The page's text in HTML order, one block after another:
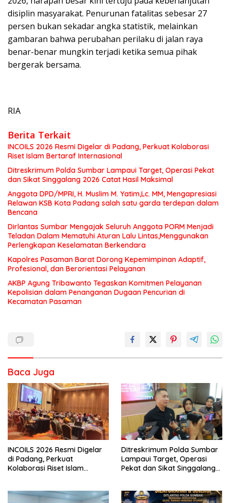
disiplin masyarakat. Penurunan fatalitas sebesar 27
persen bukan sekadar angka statistik, melainkan
gambaran bahwa perubahan perilaku di jalan raya
benar-benar mungkin terjadi ketika semua pihak
bergerak bersama.
RIA
Berita Terkait
INCOILS 2026 Resmi Digelar di Padang, Perkuat Kolaborasi
Riset Islam Bertaraf Internasional
Ditreskrimum Polda Sumbar Lampaui Target, Operasi Pekat
dan Sikat Singgalang 2026 Catat Hasil Maksimal
Anggota DPD/MPRI, H. Muslim M. Yatim,Lc. MM, Mengapresiasi
Relawan KSB Kota Padang salah satu garda terdepan dalam
Bencana
Dirlantas Sumbar Mengajak Seluruh Anggota PORM Menjadi
Teladan Dalam Mematuhi Aturan Lalu Lintas,Menggunakan
Perlengkapan Keselamatan Berkendara
Kapolres Pasaman Barat Dorong Kepemimpinan Adaptif,
Profesional, dan Berorientasi Pelayanan
AKBP Agung Tribawanto Tegaskan Komitmen Pelayanan
Kepolisian dalam Penanganan Dugaan Pencurian di
Kecamatan Pasaman
Baca Juga
INCOILS 2026 Resmi Digelar
di Padang, Perkuat
Kolaborasi Riset Islam
Ditreskrimum Polda Sumbar
Lampaui Target, Operasi
Pekat dan Sikat Singgalang